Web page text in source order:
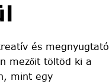
és megnyugtató
mezőit töltöd ki a
mint egy